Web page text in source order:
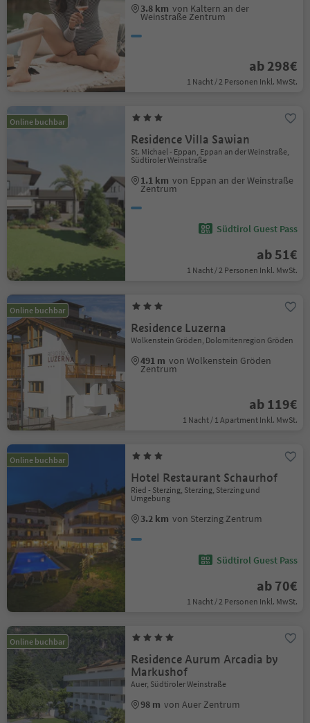
3.8 km von Kaltern an der
Weinstraße Zentrum
ab 298€
1 Nacht / 2 Personen Inkl. MwSt.
Online buchbar
Residence Villa Sawian
St. Michael - Eppan, Eppan an der Weinstraße,
Südtiroler Weinstraße
1.1 km von Eppan an der Weinstraße
Zentrum
Südtirol Guest Pass
ab 51€
1 Nacht / 2 Personen Inkl. MwSt.
Online buchbar
Residence Luzerna
Wolkenstein Gröden, Dolomitenregion Gröden
491 m von Wolkenstein Gröden
Zentrum
ab 119€
1 Nacht / 1 Apartment Inkl. MwSt.
Online buchbar
Hotel Restaurant Schaurhof
Ried - Sterzing, Sterzing, Sterzing und
Umgebung
3.2 km von Sterzing Zentrum
Südtirol Guest Pass
ab 70€
1 Nacht / 2 Personen Inkl. MwSt.
Online buchbar
Residence Aurum Arcadia by
Markushof
Auer, Südtiroler Weinstraße
98 m von Auer Zentrum